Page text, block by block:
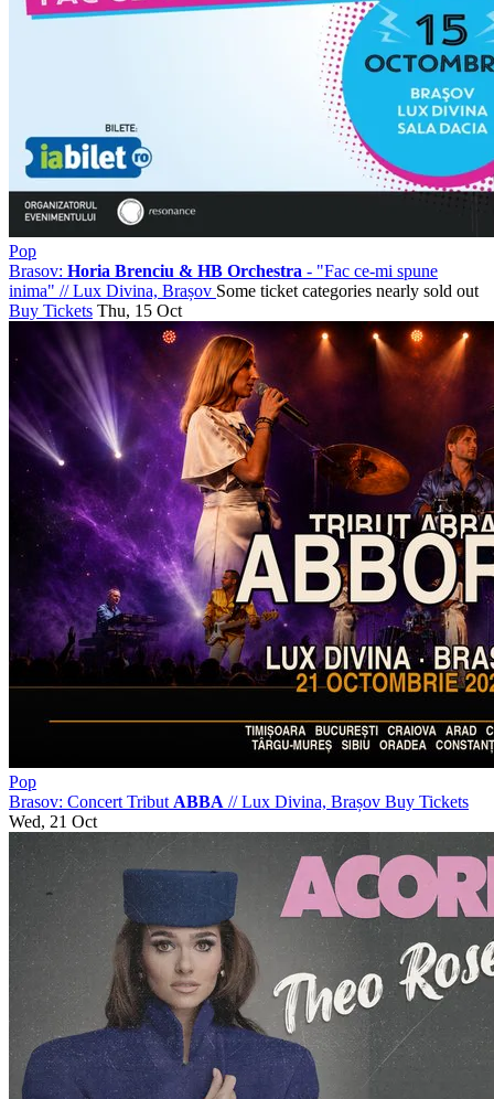
Pop
Brasov: Horia Brenciu & HB Orchestra - "Fac ce-mi spune
inima" //Lux Divina, Brașov Some ticket categories nearly sold out
Buy Tickets Thu, 15 Oct
Pop
Brasov: Concert Tribut ABBA //Lux Divina, Brașov Buy Tickets
Wed, 21 Oct